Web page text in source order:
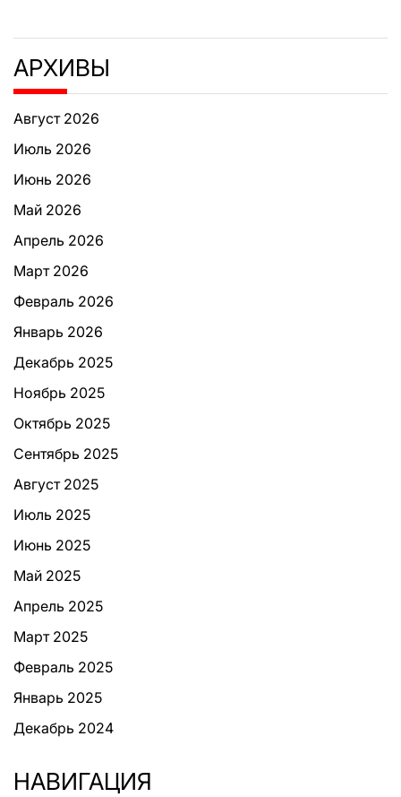
АРХИВЫ
Август 2026
Июль 2026
Июнь 2026
Май 2026
Апрель 2026
Март 2026
Февраль 2026
Январь 2026
Декабрь 2025
Ноябрь 2025
Октябрь 2025
Сентябрь 2025
Август 2025
Июль 2025
Июнь 2025
Май 2025
Апрель 2025
Март 2025
Февраль 2025
Январь 2025
Декабрь 2024
НАВИГАЦИЯ